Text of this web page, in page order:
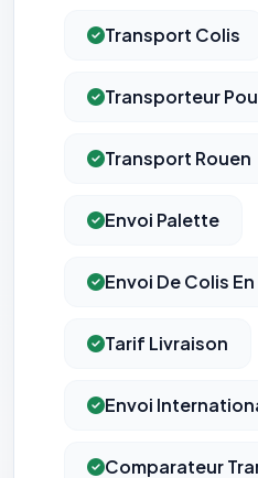
Transport Colis
Transporteur
Transport Rouen
Envoi Palette
Envoi De Colis
Tarif Livraison
Envoi
Comparateur